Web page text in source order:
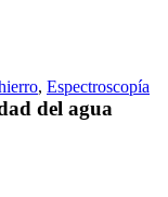
, Espectroscopía
del agua